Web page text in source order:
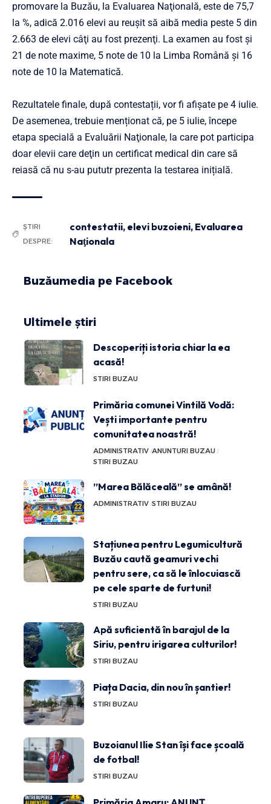
promovare la Buzău, la Evaluarea Naţională, este de 75,7
la %, adică 2.016 elevi au reuşit să aibă media peste 5 din
2.663 de elevi câţi au fost prezenţi. La examen au fost și
21 de note maxime, 5 note de 10 la Limba Română şi 16
note de 10 la Matematică.
Rezultatele finale, după contestații, vor fi afişate pe 4 iulie.
De asemenea, trebuie menționat că, pe 5 iulie, începe
etapa specială a Evaluării Naţionale, la care pot participa
doar elevii care deţin un certificat medical din care să
reiasă că nu s-au pututr prezenta la testarea inițială.
ȘTIRI
DESPRE:
contestatii, elevi buzoieni, Evaluarea
Naţionala
Buzăumedia pe Facebook
Ultimele știri
Descoperiți istoria chiar la ea
acasă!
STIRI BUZAU
Primăria comunei Vintilă Vodă:
Vești importante pentru
comunitatea noastră!
ADMINISTRATIV ANUNTURI BUZAU
STIRI BUZAU
”Marea Bălăceală” se amână!
ADMINISTRATIV STIRI BUZAU
Stațiunea pentru Legumicultură
Buzău caută geamuri vechi
pentru sere, ca să le înlocuiască
pe cele sparte de furtuni!
STIRI BUZAU
Apă suficientă în barajul de la
Siriu, pentru irigarea culturilor!
STIRI BUZAU
Piața Dacia, din nou în șantier!
STIRI BUZAU
Buzoianul Ilie Stan își face școală
de fotbal!
STIRI BUZAU